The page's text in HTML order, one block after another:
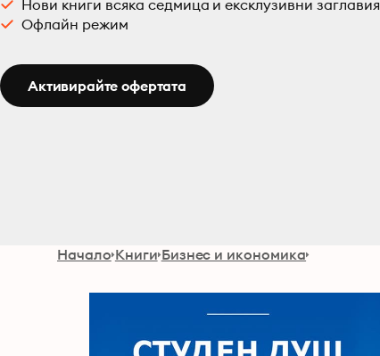
Нови книги всяка седмица и ексклузивни заглавия
Офлайн режим
Активирайте офертата
Начало Книги Бизнес и икономика